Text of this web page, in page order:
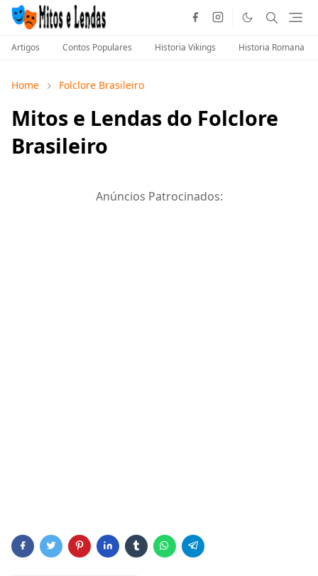
Artigos Contos Populares Historia Vikings Historia Romana
Home Folclore Brasileiro
Mitos e Lendas do Folclore
Brasileiro
Anúncios Patrocinados: